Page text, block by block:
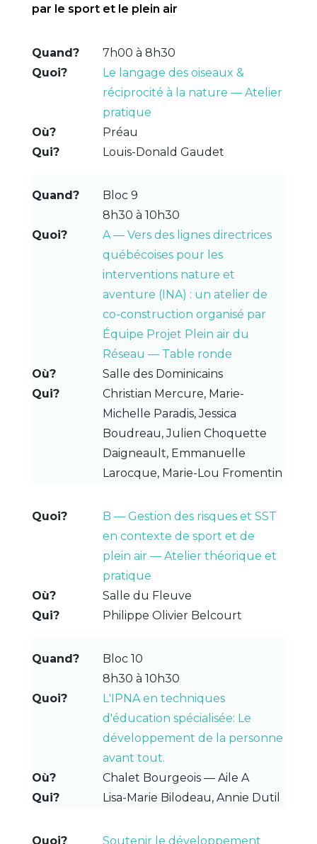
par le sport et le plein air
7h00 à 8h30
Le langage des oiseaux &
réciprocité à la nature — Atelier
pratique
Préau
Louis-Donald Gaudet
Bloc 9
8h30 à 10h30
A — Vers des lignes directrices
québécoises pour les
interventions nature et
aventure (INA) : un atelier de
co-construction organisé par
Équipe Projet Plein air du
Réseau — Table ronde
Salle des Dominicains
Christian Mercure, Marie-
Michelle Paradis, Jessica
Boudreau, Julien Choquette
Daigneault, Emmanuelle
Larocque, Marie-Lou Fromentin
B — Gestion des risques et SST
en contexte de sport et de
plein air — Atelier théorique et
pratique
Salle du Fleuve
Philippe Olivier Belcourt
Bloc 10
8h30 à 10h30
L'IPNA en techniques
d'éducation spécialisée: Le
développement de la personne
avant tout.
Chalet Bourgeois — Aile A
Lisa-Marie Bilodeau, Annie Dutil
Soutenir le développement